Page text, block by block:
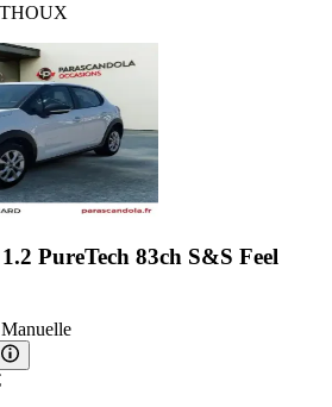
PureTech 83ch S&S Feel
Manuelle